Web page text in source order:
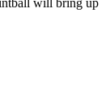
will bring up